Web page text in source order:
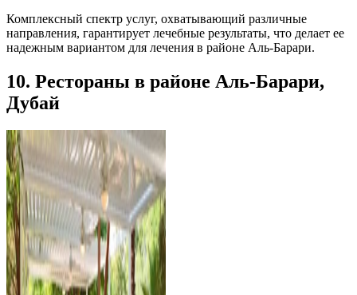
Комплексный спектр услуг, охватывающий различные
направления, гарантирует лечебные результаты, что делает ее
надежным вариантом для лечения в районе Аль-Барари.
10. Рестораны в районе Аль-Барари,
Дубай